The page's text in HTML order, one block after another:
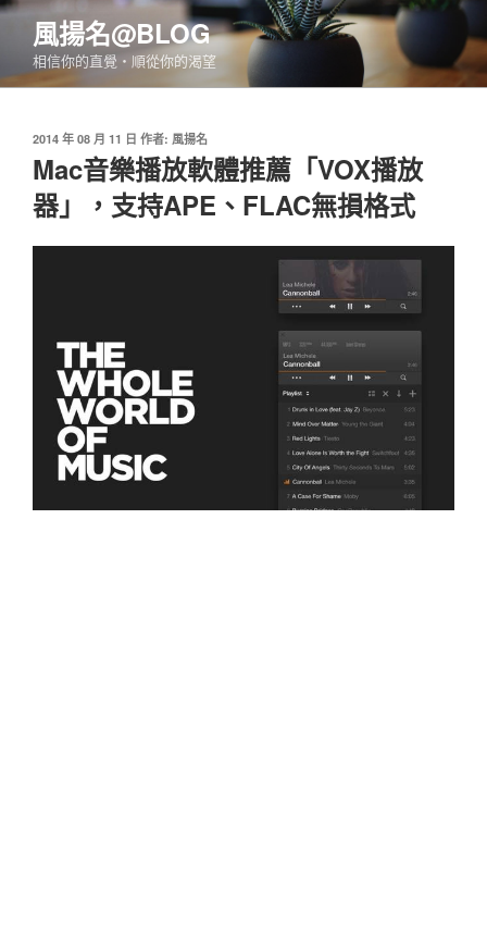
跳
要
風揚名@BLOG
相信你的直覺‧順從你的渴望
發
佈
於
2014 年 08 月 11 日 作者: 風揚名
Mac音樂播放軟體推薦「VOX播放
器」，支持APE、FLAC無損格式